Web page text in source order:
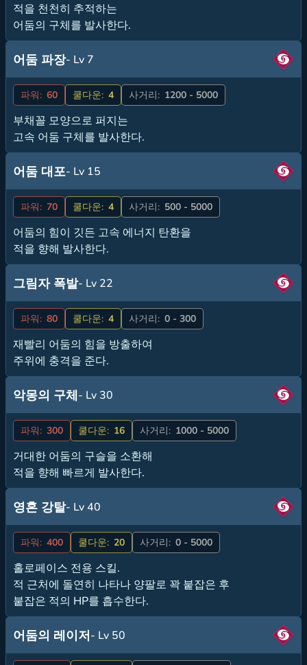
적을 천천히 추적하는
어둠의 구체를 발사한다.
어둠 파장- Lv 7
파워: 60 쿨다운: 4 사거리: 1200 - 5000
부채꼴 모양으로 퍼지는
고속 어둠 구체를 발사한다.
어둠 대포- Lv 15
파워: 70 쿨다운: 4 사거리: 500 - 5000
어둠의 힘이 깃든 고속 에너지 탄환을
적을 향해 발사한다.
그림자 폭발- Lv 22
파워: 80 쿨다운: 4 사거리: 0 - 300
재빨리 어둠의 힘을 방출하여
주위에 충격을 준다.
악몽의 구체- Lv 30
파워: 300 쿨다운: 16 사거리: 1000 - 5000
거대한 어둠의 구슬을 소환해
적을 향해 빠르게 발사한다.
영혼 강탈- Lv 40
파워: 400 쿨다운: 20 사거리: 0 - 5000
홀로페이스 전용 스킬.
적 근처에 돌연히 나타나 양팔로 꽉 붙잡은 후
붙잡은 적의 HP를 흡수한다.
어둠의 레이저- Lv 50